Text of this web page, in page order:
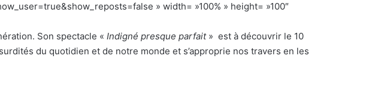
» width= »100% » height= »100″
Son spectacle « Indigné presque parfait» est à découvrir le 10
du quotidien et de notre monde et s’approprie nos travers en les